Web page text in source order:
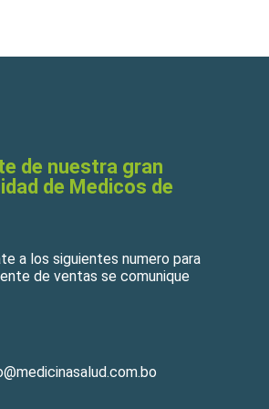
de nuestra gran
de Medicos de
a los siguientes numero para
de ventas se comunique